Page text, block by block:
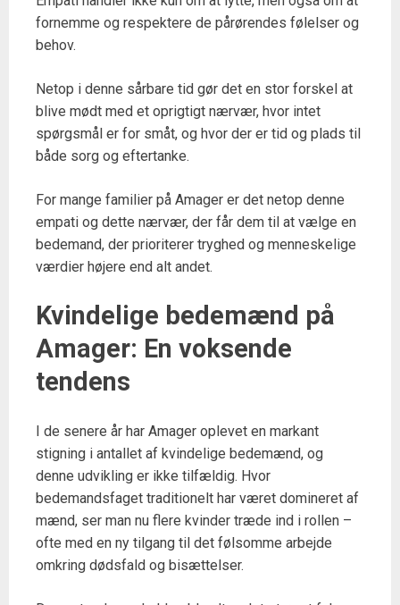
fornemme og respektere de pårørendes følelser og
behov.
Netop i denne sårbare tid gør det en stor forskel at
blive mødt med et oprigtigt nærvær, hvor intet
spørgsmål er for småt, og hvor der er tid og plads til
både sorg og eftertanke.
For mange familier på Amager er det netop denne
empati og dette nærvær, der får dem til at vælge en
bedemand, der prioriterer tryghed og menneskelige
værdier højere end alt andet.
Kvindelige bedemænd på
Amager: En voksende
tendens
I de senere år har Amager oplevet en markant
stigning i antallet af kvindelige bedemænd, og
denne udvikling er ikke tilfældig. Hvor
bedemandsfaget traditionelt har været domineret af
mænd, ser man nu flere kvinder træde ind i rollen –
ofte med en ny tilgang til det følsomme arbejde
omkring dødsfald og bisættelser.